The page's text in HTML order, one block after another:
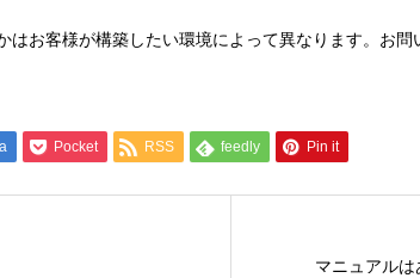
お客様が構築したい環境によって異なります。お問
Pocket RSS feedly Pin it
マニュアルは